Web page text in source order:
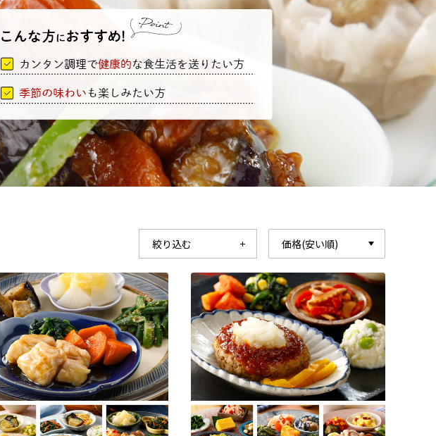
絞り込む 価格(安い順)